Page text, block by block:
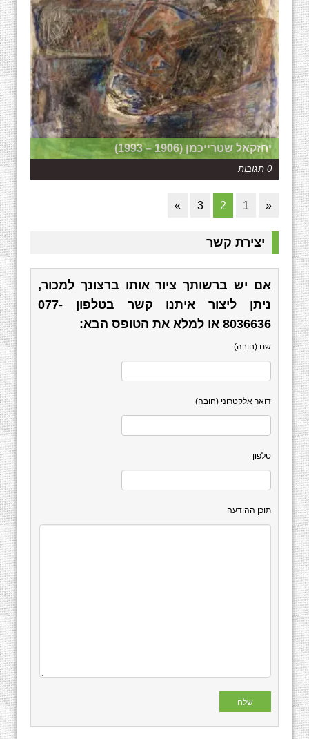
יחזקאל שטרייכמן (1906 – 1993)
0 תגובות
«
1
2
3
»
יצירת קשר
אם יש ברשותך ציור אותו ברצונך למכור,
ניתן ליצור איתנו קשר בטלפון 077-
8036636 או למלא את הטופס הבא:
שם (חובה)
דואר אלקטרוני (חובה)
טלפון
תוכן ההודעה